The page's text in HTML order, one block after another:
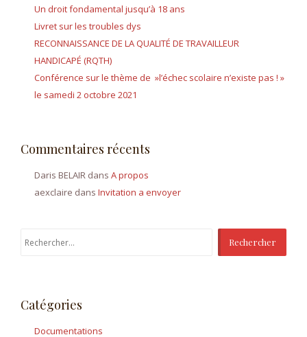
Un droit fondamental jusqu’à 18 ans
Livret sur les troubles dys
RECONNAISSANCE DE LA QUALITÉ DE TRAVAILLEUR
HANDICAPÉ (RQTH)
Conférence sur le thème de »l’échec scolaire n’existe pas ! »
le samedi 2 octobre 2021
Commentaires récents
Daris BELAIR dans A propos
aexclaire dans Invitation a envoyer
Rechercher :
Catégories
Documentations